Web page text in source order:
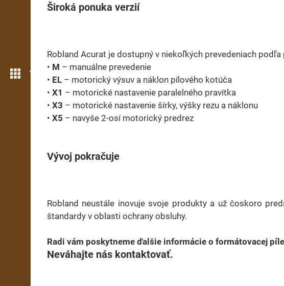
Více možností
Široká ponuka verzií
Robland Acurat je dostupný v niekoľkých prevedeniach
• M – manuálne prevedenie
• EL – motorický výsuv a náklon pílového kotúča
• X1 – motorické nastavenie paralelného pravítka
• X3 – motorické nastavenie šírky, výšky rezu a náklonu
• X5 – navyše 2-osí motorický predrez
Vývoj pokračuje
Robland neustále inovuje svoje produkty a už čoskoro
štandardy v oblasti ochrany obsluhy.
Radi vám poskytneme ďalšie informácie o formátovacej
Neváhajte nás kontaktovať.